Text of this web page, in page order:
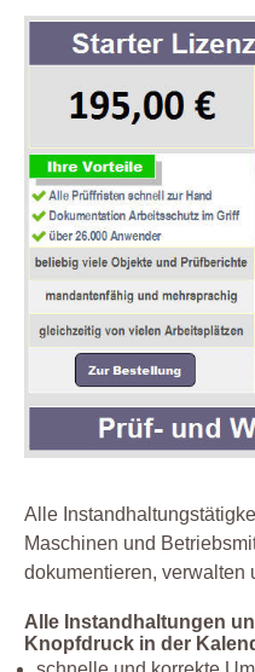
Alle
Maschinen und
dokumentieren, verwalten
Alle Instandhaltungen
Knopfdruck in der